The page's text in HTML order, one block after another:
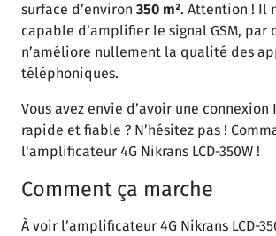
surface d’environ 350 m². Attention ! Il
capable d’amplifier le signal GSM, par
n’améliore nullement la qualité des
téléphoniques.
Vous avez envie d’avoir une
rapide et fiable ? N’hésitez pas !
l'amplificateur 4G Nikrans LCD-350W !
Comment ça marche
À voir l’amplificateur 4G Nikrans LCD-